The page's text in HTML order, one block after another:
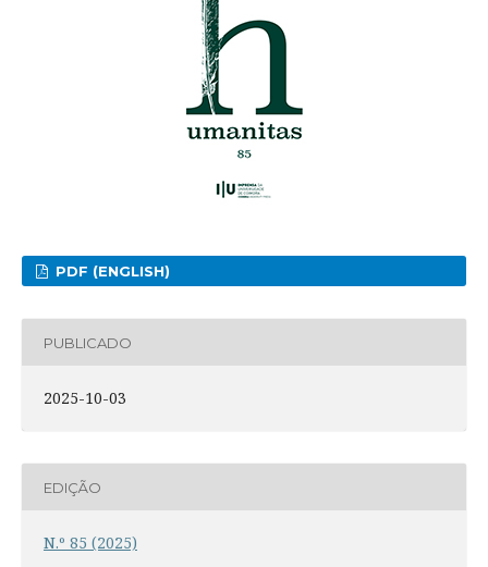
PDF (ENGLISH)
PUBLICADO
2025-10-03
EDIÇÃO
N.º 85 (2025)